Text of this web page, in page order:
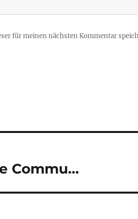
für meinen nächsten Kommentar
Commu…